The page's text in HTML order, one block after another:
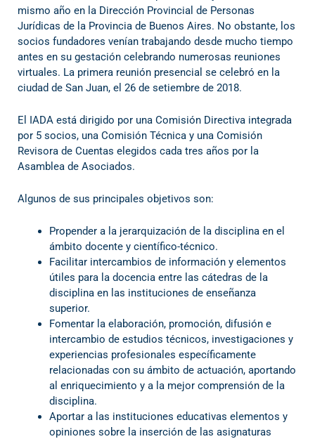
mismo año en la Dirección Provincial de Personas
Jurídicas de la Provincia de Buenos Aires. No obstante, los
socios fundadores venían trabajando desde mucho tiempo
antes en su gestación celebrando numerosas reuniones
virtuales. La primera reunión presencial se celebró en la
ciudad de San Juan, el 26 de setiembre de 2018.
El IADA está dirigido por una Comisión Directiva integrada
por 5 socios, una Comisión Técnica y una Comisión
Revisora de Cuentas elegidos cada tres años por la
Asamblea de Asociados.
Algunos de sus principales objetivos son:
Propender a la jerarquización de la disciplina en el
ámbito docente y científico-técnico.
Facilitar intercambios de información y elementos
útiles para la docencia entre las cátedras de la
disciplina en las instituciones de enseñanza
superior.
Fomentar la elaboración, promoción, difusión e
intercambio de estudios técnicos, investigaciones y
experiencias profesionales específicamente
relacionadas con su ámbito de actuación, aportando
al enriquecimiento y a la mejor comprensión de la
disciplina.
Aportar a las instituciones educativas elementos y
opiniones sobre la inserción de las asignaturas